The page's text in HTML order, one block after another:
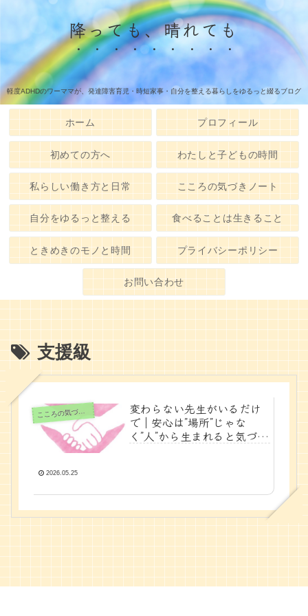
降っても、晴れても
軽度ADHDのワーママが、発達障害育児・時短家事・自分を整える暮らしをゆるっと綴るブログ
ホーム プロフィール
初めての方へ わたしと子どもの時間
私らしい働き方と日常 こころの気づきノート
自分をゆるっと整える 食べることは生きること
ときめきのモノと時間 プライバシーポリシー
お問い合わせ
支援級
こころの気づきノート
変わらない先生がいるだけ
で｜安心は”場所”じゃな
く”人”から生まれると気づい
2026.05.25